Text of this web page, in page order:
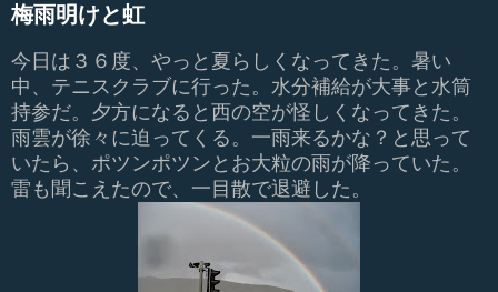
梅雨明けと虹
今日は３６度、やっと夏らしくなってきた。暑い
中、テニスクラブに行った。水分補給が大事と水筒
持参だ。夕方になると西の空が怪しくなってきた。
雨雲が徐々に迫ってくる。一雨来るかな？と思って
いたら、ポツンポツンとお大粒の雨が降っていた。
雷も聞こえたので、一目散で退避した。